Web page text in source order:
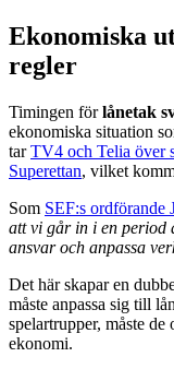
Ekonomiska
regler
Timingen förlånetak
ekonomiska situation
tarTV4 och Telia över
Superettan, vilket
Som SEF:s ordförande
att vi går in i en period
ansvar och anpassa
Det här skapar en
måste anpassa sig till
spelartrupper, måste
ekonomi.